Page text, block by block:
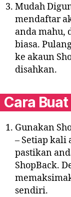
Mudah
mendaftar
anda mahu,
biasa.
ke akaun
disahkan.
Cara
Gunakan
– Setiap kali
pastikan
ShopBack.
sendiri.